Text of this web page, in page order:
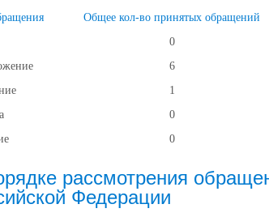
Общее кол-во принятых обращений
0
6
1
0
0
рассмотрения
Федерации